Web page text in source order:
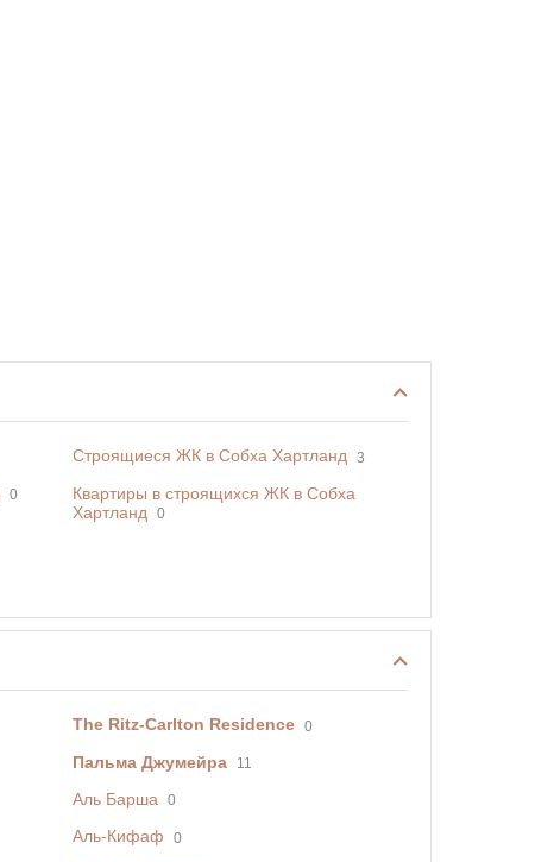
Строящиеся ЖК в Собха Хартланд 3
0
Квартиры в строящихся ЖК в Собха
Хартланд
0
The Ritz-Carlton Residence 0
Пальма Джумейра 11
Аль Барша 0
Аль-Кифаф 0